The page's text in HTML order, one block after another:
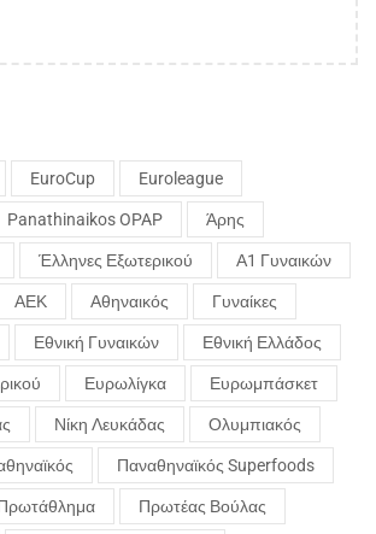
EuroCup Euroleague
Panathinaikos OPAP Άρης
Έλληνες Εξωτερικού Α1 Γυναικών
ΑΕΚ Αθηναικός Γυναίκες
Εθνική Γυναικών Εθνική Ελλάδος
Ευρωλίγκα Ευρωμπάσκετ
Νίκη Λευκάδας Ολυμπιακός
Παναθηναϊκός Superfoods
Πρωτέας Βούλας